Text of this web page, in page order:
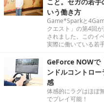
いう働き方
Game*Sparkと
クエスト」の第4回
されました。このイ
実際に働いている若
GeForce NOWで
ンドルコントロ
感
体感的にラグはほぼ
でプレイ可能！